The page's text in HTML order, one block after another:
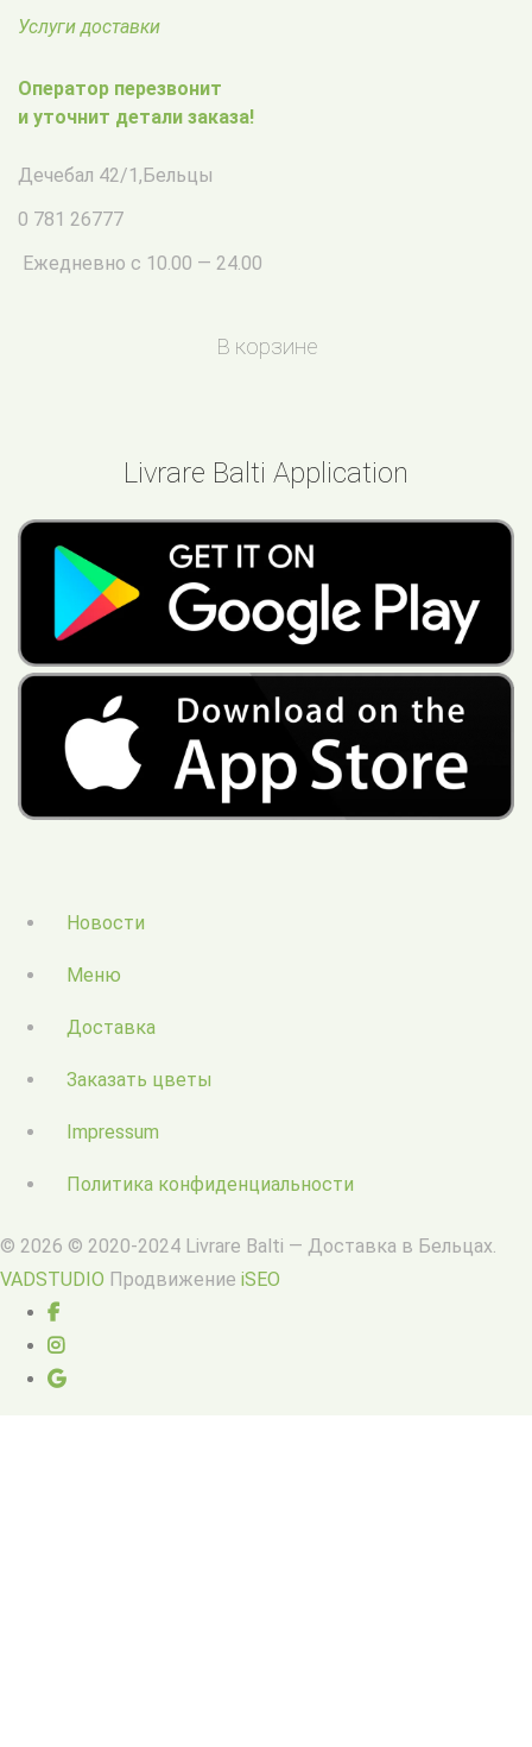
Услуги доставки
Оператор перезвонит
и уточнит детали заказа!
Дечебал 42/1 , Бельцы
0 781 26777
Ежедневно с 10.00 — 24.00
В корзине
Livrare Balti Application
Новости
Меню
Доставка
Заказать цветы
Impressum
Политика конфиденциальности
© 2026 © 2020-2024 Livrare Balti — Доставка в Бельцах.
VADSTUDIO Продвижение iSEO